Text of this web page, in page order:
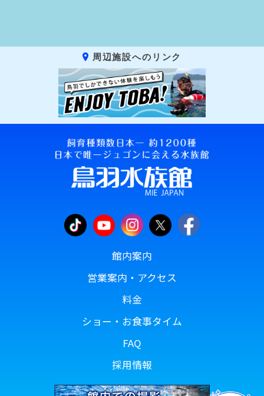
周辺施設へのリンク
館内案内
営業案内・アクセス
料金
ショー・お食事タイム
FAQ
採用情報